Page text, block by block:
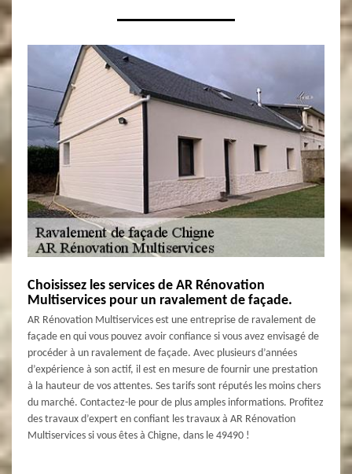
Choisissez les services de AR Rénovation
Multiservices pour un ravalement de façade.
AR Rénovation Multiservices est une entreprise de ravalement de
façade en qui vous pouvez avoir confiance si vous avez envisagé de
procéder à un ravalement de façade. Avec plusieurs d’années
d’expérience à son actif, il est en mesure de fournir une prestation
à la hauteur de vos attentes. Ses tarifs sont réputés les moins chers
du marché. Contactez-le pour de plus amples informations. Profitez
des travaux d’expert en confiant les travaux à AR Rénovation
Multiservices si vous êtes à Chigne, dans le 49490 !